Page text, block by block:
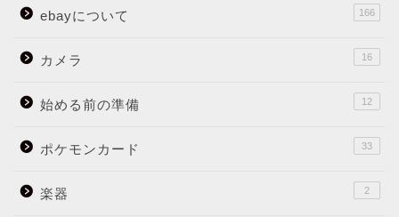
ebayについて 166
カメラ 16
始める前の準備 12
ポケモンカード 33
楽器 2